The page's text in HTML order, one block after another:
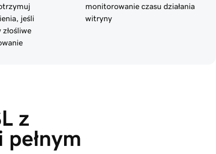
jeśli
monitorowanie czasu działania
witryny
z